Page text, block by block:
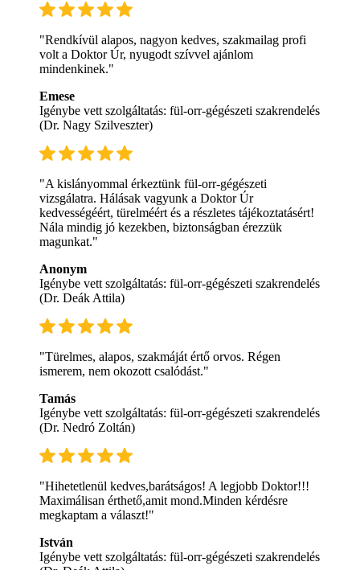
"Rendkívül alapos, nagyon kedves, szakmailag profi
volt a Doktor Úr, nyugodt szívvel ajánlom
mindenkinek."
Emese
Igénybe vett szolgáltatás: fül-orr-gégészeti szakrendelés
(Dr. Nagy Szilveszter)
"A kislányommal érkeztünk fül-orr-gégészeti
vizsgálatra. Hálásak vagyunk a Doktor Úr
kedvességéért, türelméért és a részletes tájékoztatásért!
Nála mindig jó kezekben, biztonságban érezzük
magunkat."
Anonym
Igénybe vett szolgáltatás: fül-orr-gégészeti szakrendelés
(Dr. Deák Attila)
"Türelmes, alapos, szakmáját értő orvos. Régen
ismerem, nem okozott csalódást."
Tamás
Igénybe vett szolgáltatás: fül-orr-gégészeti szakrendelés
(Dr. Nedró Zoltán)
"Hihetetlenül kedves,barátságos! A legjobb Doktor!!!
Maximálisan érthető,amit mond.Minden kérdésre
megkaptam a választ!"
István
Igénybe vett szolgáltatás: fül-orr-gégészeti szakrendelés